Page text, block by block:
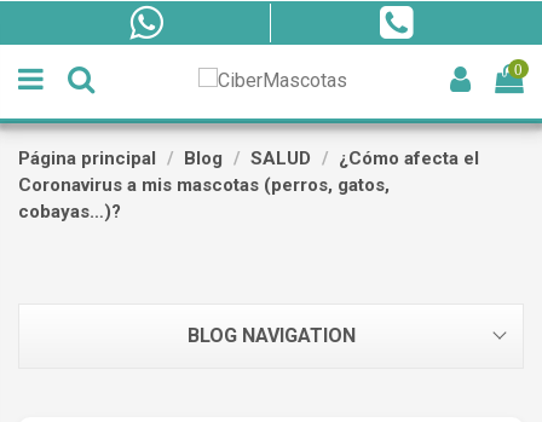
0
Página principal Blog SALUD
¿Cómo afecta el
Coronavirus a mis mascotas (perros, gatos,
cobayas…)?
BLOG NAVIGATION